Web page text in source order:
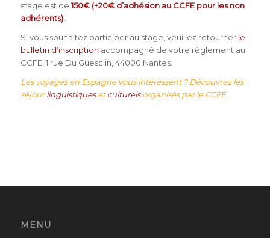
stage est de150€ (+20€ d’adhésion au CCFE pour les non
adhérents).
Si vous souhaitez participer au stage, veuillez retourner le
bulletin d’inscription accompagné de votre règlement au
CCFE, 1 rue Du Guesclin, 44000 Nantes.
Les voyages en Espagne vous intéressent ? Découvrez les
séjourlinguistiquesetculturelsorganisés par le CCFE.
MENU